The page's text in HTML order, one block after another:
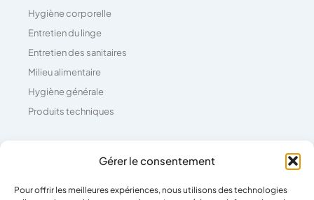
Gérer le consentement
Pour offrir les meilleures expériences, nous utilisons des technologies
04 73 26 81 71
Hygiène corporelle
Entretien du linge
Entretien des sanitaires
Milieu alimentaire
Hygiène générale
Produits techniques